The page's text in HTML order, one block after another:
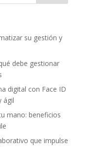
su gestión y
debe gestionar
digital con Face ID
ágil
mano: beneficios
que impulse